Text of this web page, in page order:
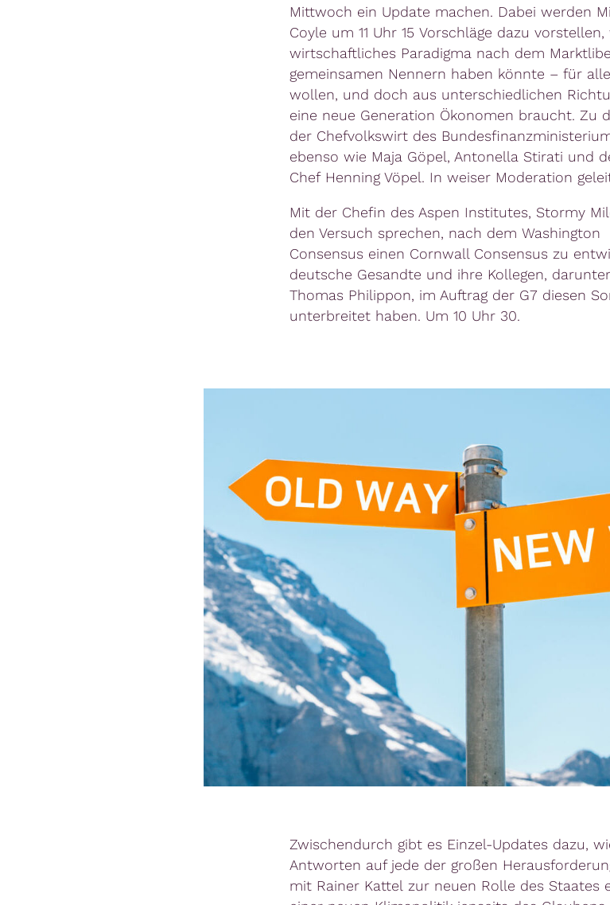
Mittwoch ein Update machen. Dabei werden
Coyle um 11 Uhr 15 Vorschläge dazu
wirtschaftliches Paradigma nach dem
gemeinsamen Nennern haben könnte – für
wollen, und doch aus unterschiedlichen
eine neue Generation Ökonomen braucht. Zu
der Chefvolkswirt des
ebenso wie Maja Göpel, Antonella Stirati und
Chef Henning Vöpel. In weiser Moderation
Mit der Chefin des Aspen Institutes, Stormy
den Versuch sprechen, nach dem Washington
Consensus einen Cornwall Consensus zu
deutsche Gesandte und ihre Kollegen,
Thomas Philippon, im Auftrag der G7 diesen
unterbreitet haben. Um 10 Uhr 30.
Zwischendurch gibt es Einzel-Updates dazu,
Antworten auf jede der großen
mit Rainer Kattel zur neuen Rolle des Staates